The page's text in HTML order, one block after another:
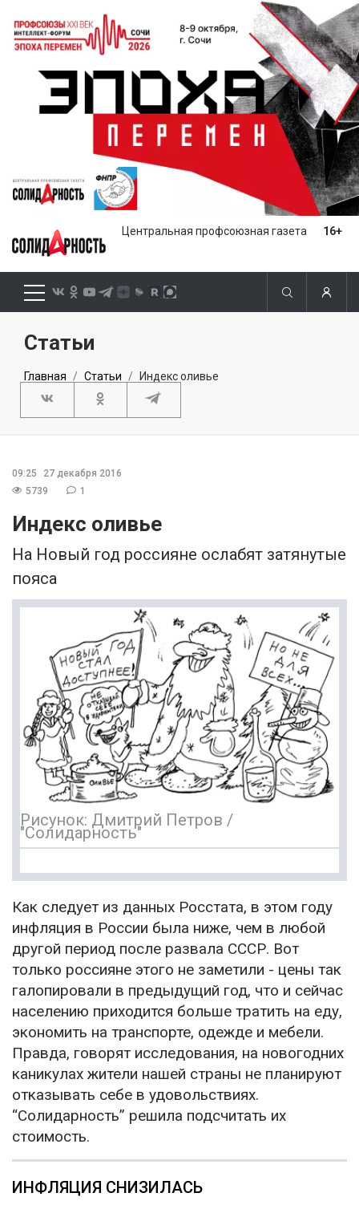
Центральная профсоюзная газета 16+
Статьи
Главная Статьи Индекс оливье
09:25
27 декабря 2016
5739
1
Индекс оливье
На Новый год россияне ослабят затянутые
пояса
Рисунок: Дмитрий Петров /
"Солидарность"
Как следует из данных Росстата, в этом году
инфляция в России была ниже, чем в любой
другой период после развала СССР. Вот
только россияне этого не заметили - цены так
галопировали в предыдущий год, что и сейчас
населению приходится больше тратить на еду,
экономить на транспорте, одежде и мебели.
Правда, говорят исследования, на новогодних
каникулах жители нашей страны не планируют
отказывать себе в удовольствиях.
“Солидарность” решила подсчитать их
стоимость.
ИНФЛЯЦИЯ СНИЗИЛАСЬ